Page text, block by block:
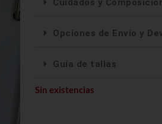
Cuidados y
Opciones de Envío y
Guía de tallas
Sin existencias